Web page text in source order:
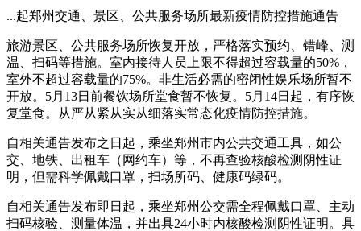
...起郑州交通、景区、公共服务场所最新疫情防控措施通告
旅游景区、公共服务场所恢复开放，严格落实预约、错峰、测
温、扫码等措施。室内接待人员上限不得超过容载量的50%，
室外不超过容载量的75%。非生活必需的密闭性娱乐场所暂不
开放。5月13日前餐饮场所堂食暂不恢复。5月14日起，有序恢
复堂食。从严从紧从实从细落实常态化疫情防控措施。
自相关通告发布之日起，乘坐郑州市内公共交通工具，如公
交、地铁、出租车（网约车）等，不再查验核酸检测阴性证
明，但需科学佩戴口罩，扫场所码、健康码绿码。
自相关通告发布即日起，乘坐郑州公交需全程佩戴口罩、主动
扫码核验、测量体温，并出具24小时内核酸检测阴性证明。具